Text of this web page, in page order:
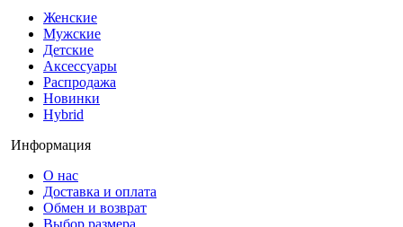
Женские
Мужские
Детские
Аксессуары
Распродажа
Новинки
Hybrid
Информация
О нас
Доставка и оплата
Обмен и возврат
Выбор размера